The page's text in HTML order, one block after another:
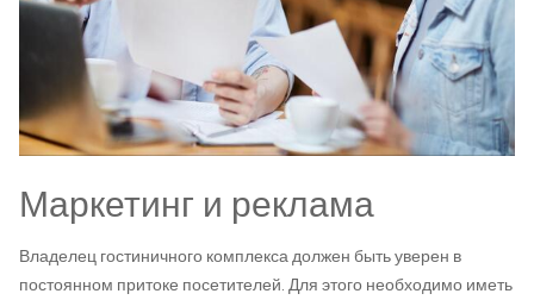
Маркетинг и реклама
Владелец гостиничного комплекса должен быть уверен в
постоянном притоке посетителей. Для этого необходимо иметь